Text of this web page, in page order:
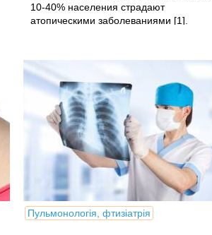
10-40% населения страдают
атопическими заболеваниями [1].
Пульмонологія, фтизіатрія